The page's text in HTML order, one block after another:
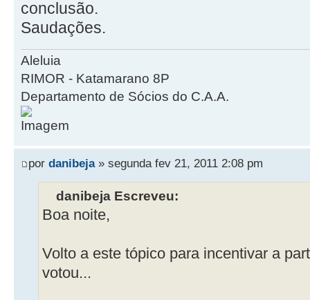
conclusão.
Saudações.
Aleluia
RIMOR - Katamarano 8P
Departamento de Sócios do C.A.A.
por danibeja» segunda fev 21, 2011 2:08 pm
danibeja Escreveu:
Boa noite,
Volto a este tópico para incentivar a
votou...